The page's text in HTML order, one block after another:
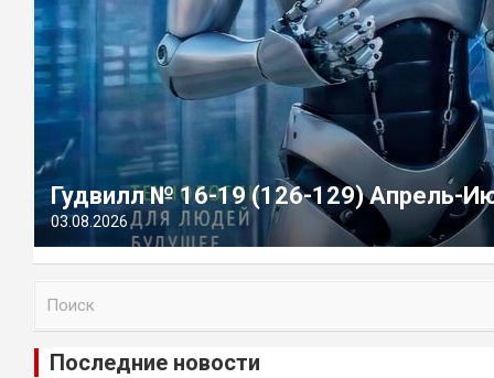
Гудвилл № 16-19 (126-129) Апрель-
03.08.2026
и
Последние новости